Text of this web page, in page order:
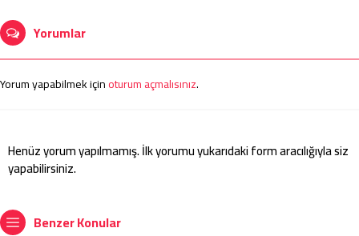
Yorumlar
Yorum yapabilmek içinoturum açmalısınız.
Henüz yorum yapılmamış. İlk yorumu yukarıdaki form aracılığıyla siz
yapabilirsiniz.
Benzer Konular